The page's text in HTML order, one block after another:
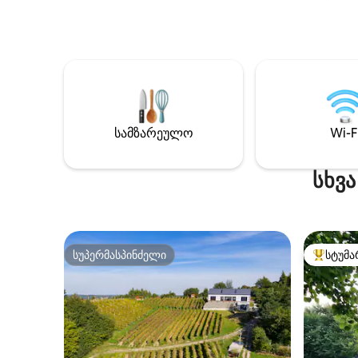
Wi-Fi / Mocca Master /80 მ2 ტერასა
Შეგიძლიათ შემოგვიერთდეთ
გარეთ,
გორაკზე.
სამზარეულო Wi-
სუპერმასპინძელი
სუპერმასპინძელი